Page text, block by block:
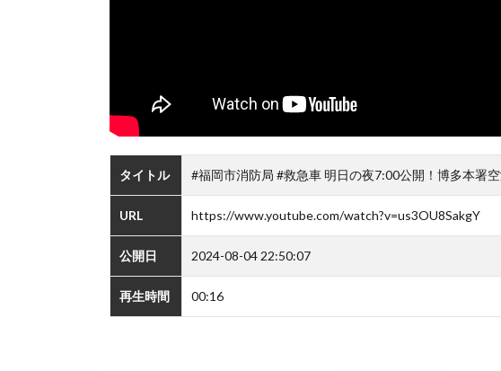
タイトル #福岡市消防局 #救急車 明日の夜7:00公開！博多本署
URL https://www.youtube.com/watch?v=us3OU8SakgY
公開日 2024-08-04 22:50:07
再生時間 00:16